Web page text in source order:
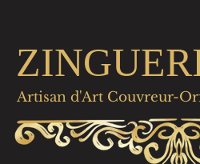
Artisan d'Art Couvreur-